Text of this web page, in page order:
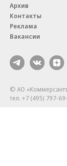
Архив
Контакты
Реклама
Вакансии
© АО
тел. +7 (495) 797-